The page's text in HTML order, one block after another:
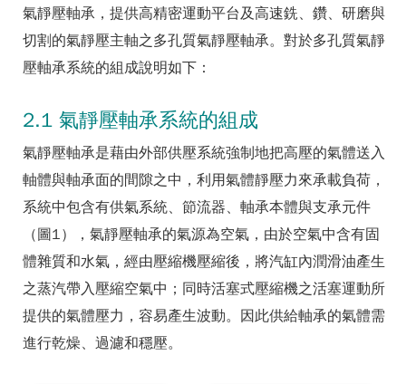
氣靜壓軸承，提供高精密運動平台及高速銑、鑽、研磨與
切割的氣靜壓主軸之多孔質氣靜壓軸承。對於多孔質氣靜
壓軸承系統的組成說明如下：
2.1 氣靜壓軸承系統的組成
氣靜壓軸承是藉由外部供壓系統強制地把高壓的氣體送入
軸體與軸承面的間隙之中，利用氣體靜壓力來承載負荷，
系統中包含有供氣系統、節流器、軸承本體與支承元件
（圖1），氣靜壓軸承的氣源為空氣，由於空氣中含有固
體雜質和水氣，經由壓縮機壓縮後，將汽缸內潤滑油產生
之蒸汽帶入壓縮空氣中；同時活塞式壓縮機之活塞運動所
提供的氣體壓力，容易產生波動。因此供給軸承的氣體需
進行乾燥、過濾和穩壓。